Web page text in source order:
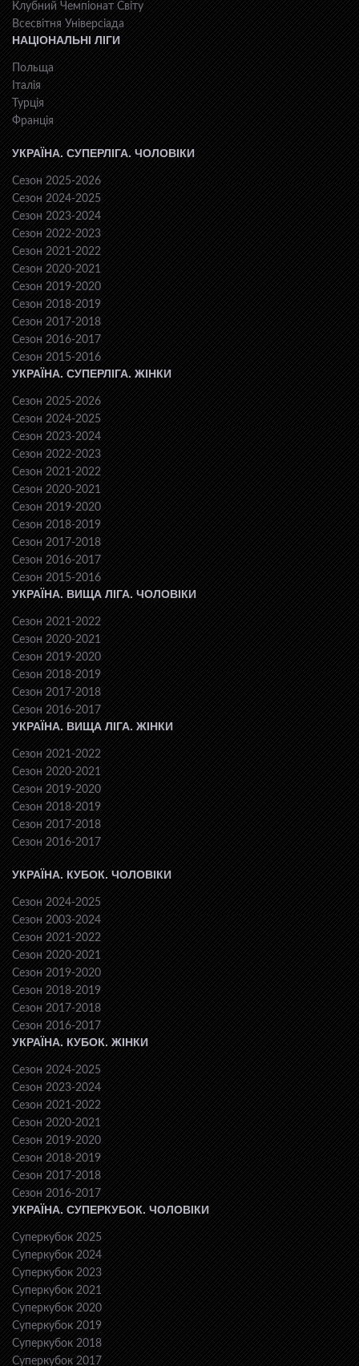
Клубний Чемпіонат Світу
Всесвiтня Унiверсiaда
НАЦІОНАЛЬНІ ЛІГИ
Польща
Італія
Турція
Франція
УКРАЇНА. СУПЕРЛІГА. ЧОЛОВІКИ
Сезон 2025-2026
Сезон 2024-2025
Сезон 2023-2024
Сезон 2022-2023
Сезон 2021-2022
Сезон 2020-2021
Сезон 2019-2020
Сезон 2018-2019
Сезон 2017-2018
Сезон 2016-2017
Сезон 2015-2016
УКРАЇНА. СУПЕРЛІГА. ЖІНКИ
Сезон 2025-2026
Сезон 2024-2025
Сезон 2023-2024
Сезон 2022-2023
Сезон 2021-2022
Сезон 2020-2021
Сезон 2019-2020
Сезон 2018-2019
Сезон 2017-2018
Сезон 2016-2017
Сезон 2015-2016
УКРАЇНА. ВИЩА ЛІГА. ЧОЛОВІКИ
Сезон 2021-2022
Сезон 2020-2021
Сезон 2019-2020
Сезон 2018-2019
Сезон 2017-2018
Сезон 2016-2017
УКРАЇНА. ВИЩА ЛІГА. ЖІНКИ
Сезон 2021-2022
Сезон 2020-2021
Сезон 2019-2020
Сезон 2018-2019
Сезон 2017-2018
Сезон 2016-2017
УКРАЇНА. КУБОК. ЧОЛОВІКИ
Сезон 2024-2025
Сезон 2003-2024
Сезон 2021-2022
Сезон 2020-2021
Сезон 2019-2020
Сезон 2018-2019
Сезон 2017-2018
Сезон 2016-2017
УКРАЇНА. КУБОК. ЖІНКИ
Сезон 2024-2025
Сезон 2023-2024
Сезон 2021-2022
Сезон 2020-2021
Сезон 2019-2020
Сезон 2018-2019
Сезон 2017-2018
Сезон 2016-2017
УКРАЇНА. СУПЕРКУБОК. ЧОЛОВІКИ
Суперкубок 2025
Суперкубок 2024
Суперкубок 2023
Суперкубок 2021
Суперкубок 2020
Суперкубок 2019
Суперкубок 2018
Суперкубок 2017